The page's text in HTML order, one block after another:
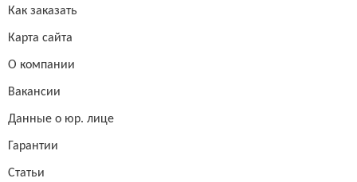
Как заказать
Карта сайта
О компании
Вакансии
Данные о юр. лице
Гарантии
Статьи